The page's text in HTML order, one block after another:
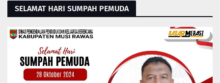
SELAMAT HARI SUMPAH PEMUDA